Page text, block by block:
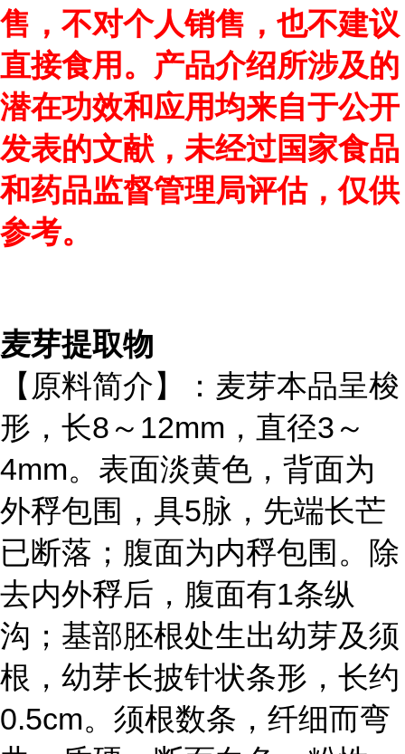
售，不对个人销售，也不建议
直接食用。产品介绍所涉及的
潜在功效和应用均来自于公开
发表的文献，未经过国家食品
和药品监督管理局评估，仅供
参考。
麦芽提取物
【原料简介】：麦芽本品呈梭
形，长8～12mm，直径3～
4mm。表面淡黄色，背面为
外稃包围，具5脉，先端长芒
已断落；腹面为内稃包围。除
去内外稃后，腹面有1条纵
沟；基部胚根处生出幼芽及须
根，幼芽长披针状条形，长约
0.5cm。须根数条，纤细而弯